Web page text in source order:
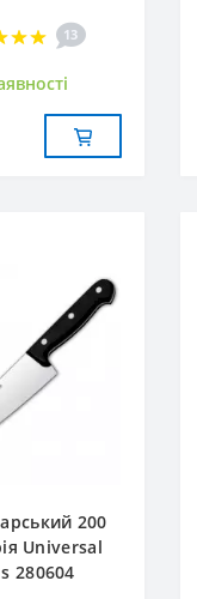
13
200
Universal
280604